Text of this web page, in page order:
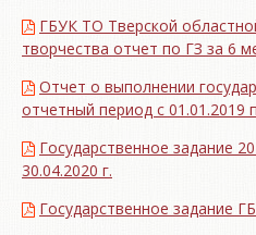
ГБУК ТО Тверской
творчества отчет по ГЗ за 6
Отчет о выполнении
отчетный период с 01.01.2019
Государственное задание
30.04.2020 г.
Государственное задание